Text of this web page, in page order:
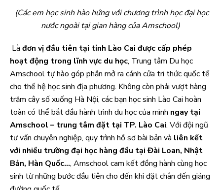
(Các em học sinh hào hứng với chương trình học đại học
nước ngoài tại gian hàng của Amschool)
Là đơn vị đầu tiên tại tỉnh Lào Cai được cấp phép
hoạt động trong lĩnh vực du học, Trung tâm Du học
Amschool tự hào góp phần mở ra cánh cửa tri thức quốc tế
cho thế hệ học sinh địa phương. Không còn phải vượt hàng
trăm cây số xuống Hà Nội, các bạn học sinh Lào Cai hoàn
toàn có thể bắt đầu hành trình du học của mình ngay tại
Amschool – trung tâm đặt tại TP. Lào Cai. Với đội ngũ
tư vấn chuyên nghiệp, quy trình hồ sơ bài bản và liên kết
với nhiều trường đại học hàng đầu tại Đài Loan, Nhật
Bản, Hàn Quốc…, Amschool cam kết đồng hành cùng học
sinh từ những bước đầu tiên cho đến khi đặt chân đến giảng